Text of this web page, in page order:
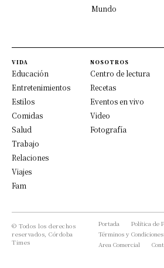
Mundo
VIDA
Educación
Entretenimientos
Estilos
Comidas
Salud
Trabajo
Relaciones
Viajes
Fam
NOSOTROS
Centro de lectura
Recetas
Eventos en vivo
Video
Fotografía
© Todos los derechos
reservados, Córdoba
Times
Portada
Política de
Términos y
Area Comercial